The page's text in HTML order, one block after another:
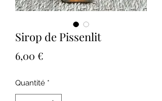
Sirop de Pissenlit
6,00 €
Quantité *